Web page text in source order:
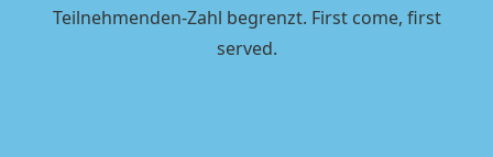
Teilnehmenden-Zahl begrenzt. First come, first
served.